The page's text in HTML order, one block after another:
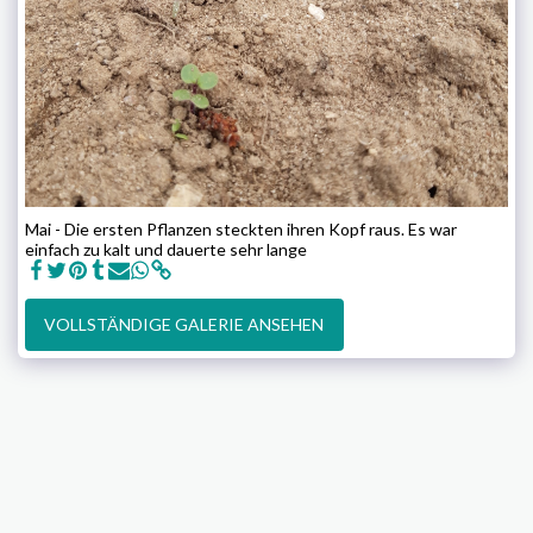
Mai - Die ersten Pflanzen steckten ihren Kopf raus. Es war
einfach zu kalt und dauerte sehr lange
VOLLSTÄNDIGE GALERIE ANSEHEN